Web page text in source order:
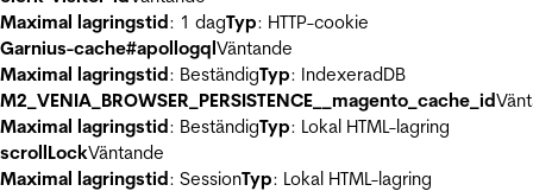
Maximal lagringstid: 1 dagTyp: HTTP-cookie
Garnius-cache#apollogqlVäntande
Maximal lagringstid: BeständigTyp: IndexeradDB
M2_VENIA_BROWSER_PERSISTENCE__magento_cache_id
Maximal lagringstid: BeständigTyp: Lokal HTML-lagring
scrollLockVäntande
Maximal lagringstid: SessionTyp: Lokal HTML-lagring